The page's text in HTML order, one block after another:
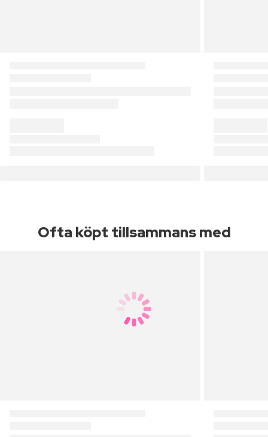
Ofta köpt tillsammans med